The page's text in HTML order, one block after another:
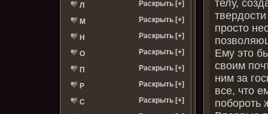
Л Раскрыть [+]
М Раскрыть [+]
Н Раскрыть [+]
О Раскрыть [+]
П Раскрыть [+]
Р Раскрыть [+]
С Раскрыть [+]
телу,
просто
Ему это
своим
ним за
все, что
побороть